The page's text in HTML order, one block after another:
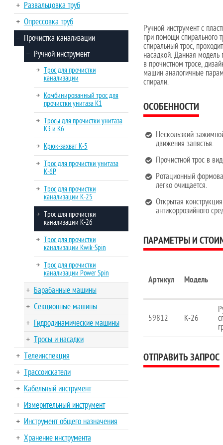
Развальцовка труб
Опрессовка труб
Прочистка канализации
Ручной инструмент
Трос для прочистки
канализации
Комбинированный трос для
прочистки унитаза K1
Тросы для прочистки унитаза
K3 и K6
Крюк-захват K-5
Трос для прочистки унитаза
K-6P
Трос для прочистки
канализации K-25
Трос для прочистки
канализации K-26
Трос для прочистки
канализации Kwik-Spin
Трос для прочистки
канализации Power Spin
Барабанные машины
Секционные машины
Гидродинамические машины
Тросы и насадки
Телеинспекция
Трассоискатели
Кабельный инструмент
Измерительный инструмент
Инструмент общего назначения
Хранение инструмента
Ручной инструмент с
при помощи спирального
спиральный трос,
насадкой. Данная модель
в прочистном тросе,
машин аналогичные
спирали.
ОСОБЕННОСТИ
Нескользкий
движения запястья.
Прочистной трос в
Ротационный
легко очищается.
Открытая
антикоррозийного
ПАРАМЕТРЫ И
Артикул Модель
59812 K-26
ОТПРАВИТЬ ЗАПРОС